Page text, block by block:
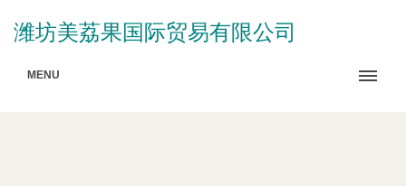
潍坊美荔果国际贸易有限公司
MENU